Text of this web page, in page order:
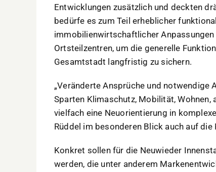
Entwicklungen zusätzlich und deckten
bedürfe es zum Teil erheblicher
immobilienwirtschaftlicher Anpassungen
Ortsteilzentren, um die generelle
Gesamtstadt langfristig zu sichern.
„Veränderte Ansprüche und notwendige
Sparten Klimaschutz, Mobilität, Wohnen,
vielfach eine Neuorientierung in
Rüddel im besonderen Blick auch auf
Konkret sollen für die Neuwieder
werden, die unter anderem